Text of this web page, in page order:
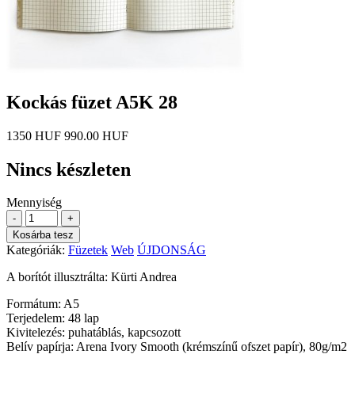
Kockás füzet A5K 28
1350 HUF 990.00 HUF
Nincs készleten
Mennyiség
-
+
Kosárba tesz
Kategóriák: Füzetek Web ÚJDONSÁG
A borítót illusztrálta: Kürti Andrea
Formátum: A5
Terjedelem: 48 lap
Kivitelezés: puhatáblás, kapcsozott
Belív papírja: Arena Ivory Smooth (krémszínű ofszet papír), 80g/m2